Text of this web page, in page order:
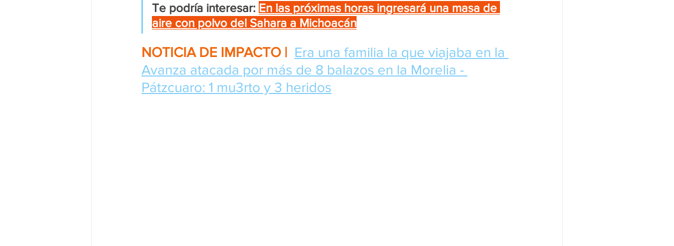
Te podría interesar: En las próximas horas ingresará una masa de
aire con polvo del Sahara a Michoacán
NOTICIA DE IMPACTO | Era una familia la que viajaba en la
Avanza atacada por más de 8 balazos en la Morelia -
Pátzcuaro: 1 mu3rto y 3 heridos